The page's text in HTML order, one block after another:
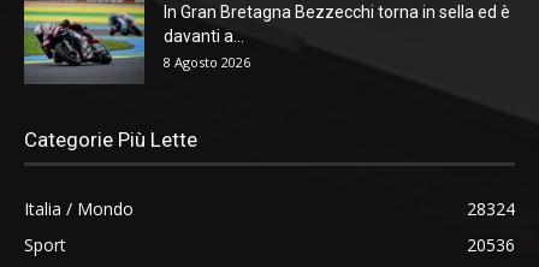
In Gran Bretagna Bezzecchi torna in sella ed è
davanti a...
8 Agosto 2026
Categorie Più Lette
Italia / Mondo
28324
Sport
20536